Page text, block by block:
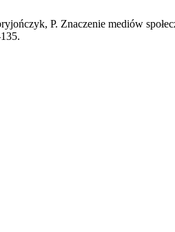
P. Znaczenie mediów